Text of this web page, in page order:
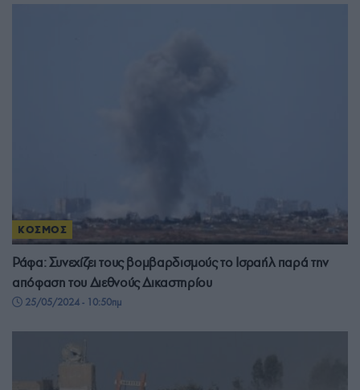
ΚΟΣΜΟΣ
Ράφα: Συνεχίζει τους βομβαρδισμούς το Ισραήλ παρά την
απόφαση του Διεθνούς Δικαστηρίου
25/05/2024 - 10:50πμ